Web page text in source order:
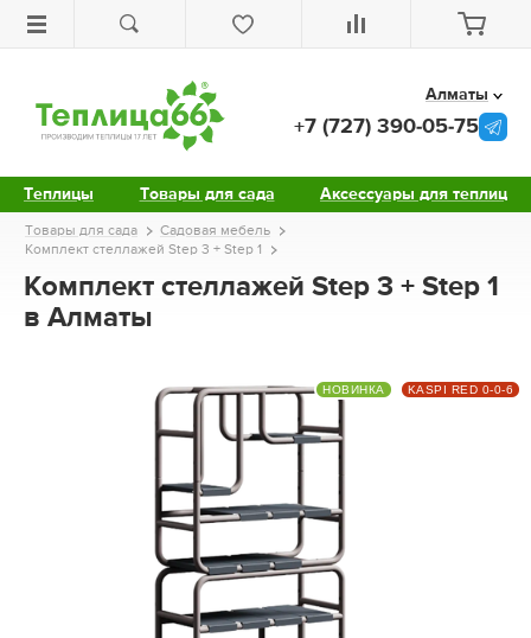
Теплицы Товары для сада Аксессуары для теплиц
Алматы
+7 (727) 390-05-75
Товары для сада
Садовая мебель
Комплект стеллажей Step 3 + Step 1
Комплект стеллажей Step 3 + Step 1
в Алматы
НОВИНКА KASPI RED 0-0-6